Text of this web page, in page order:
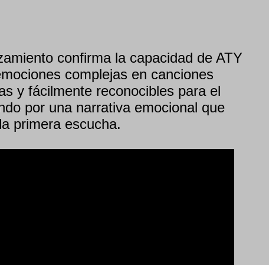
confirma la capacidad de ATY
complejas en canciones
y fácilmente reconocibles para el
por una narrativa emocional que
primera escucha.